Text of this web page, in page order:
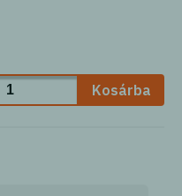
Kosárba